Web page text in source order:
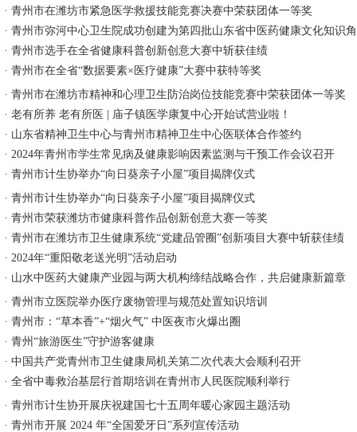
· 青州市在潍坊市紧急医学救援技能竞赛决赛中荣获团体一等奖
· 青州市弥河中心卫生院成功创建为第四批山东省中医药健康文化知识
· 青州市选手在全省健康科普创新创意大赛中斩获佳绩
· 青州市在全省“数据要素×医疗健康”大赛中获特等奖
· 青州市在潍坊市精神和心理卫生防治岗位技能竞赛中荣获团体一等奖
· 老有所养 老有所医 | 庙子镇医学康复中心开始试营业啦！
· 山东省精神卫生中心与青州市精神卫生中心医联体合作签约
· 2024年青州市学生常见病及健康影响因素监测与干预工作会议召开
· 青州市计生协举办“向日葵亲子小屋”项目揭牌仪式
· 青州市计生协举办“向日葵亲子小屋”项目揭牌仪式
· 青州市荣获潍坊市健康科普作品创新创意大赛一等奖
· 青州市在潍坊市卫生健康系统“党建品管圈”创新项目大赛中斩获佳绩
· 2024年“重阳敬老送光明”活动启动
· 山水中医药大健康产业园与两大机构缔结战略合作，共启健康新篇章
· 青州市立医院举办医疗废物管理与规范处置知识培训
· 青州市：“草本香”+“烟火气” 中医夜市火爆出圈
· 青州“旅游医生”守护游客健康
· 中国共产党青州市卫生健康局机关第二次代表大会顺利召开
· 全省中毒救治基层行首期培训在青州市人民医院顺利举行
· 青州市计生协开展庆祝建国七十五周年暖心家园主题活动
· 青州市开展 2024 年“全国爱牙日”系列宣传活动